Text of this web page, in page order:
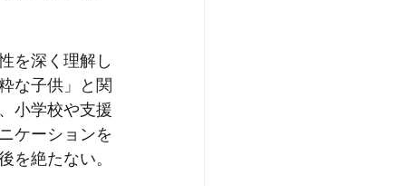
を深く理解し
な子供」と関
小学校や支援
ケーションを
絶たない。